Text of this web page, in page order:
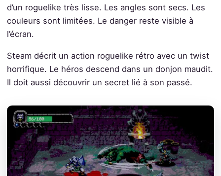
d’un roguelike très lisse. Les angles sont secs. Les
couleurs sont limitées. Le danger reste visible à
l’écran.
Steam décrit un action roguelike rétro avec un twist
horrifique. Le héros descend dans un donjon maudit.
Il doit aussi découvrir un secret lié à son passé.